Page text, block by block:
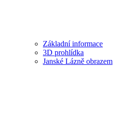
Základní informace
3D prohlídka
Janské Lázně obrazem